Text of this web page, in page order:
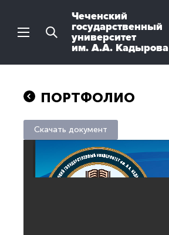
Чеченский
государственный
университет
им. А.А. Кадырова
ПОРТФОЛИО
Скачать документ